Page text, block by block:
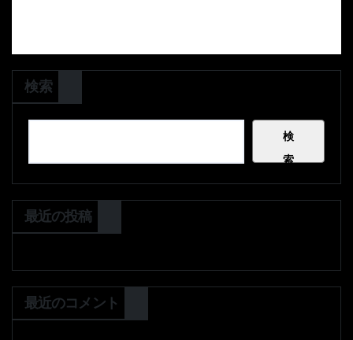
検索
検
索
最近の投稿
最近のコメント